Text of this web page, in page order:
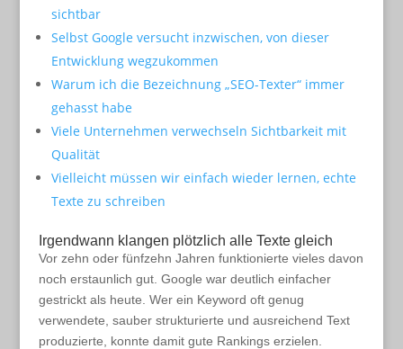
sichtbar
Selbst Google versucht inzwischen, von dieser
Entwicklung wegzukommen
Warum ich die Bezeichnung „SEO-Texter“ immer
gehasst habe
Viele Unternehmen verwechseln Sichtbarkeit mit
Qualität
Vielleicht müssen wir einfach wieder lernen, echte
Texte zu schreiben
Irgendwann klangen plötzlich alle Texte gleich
Vor zehn oder fünfzehn Jahren funktionierte vieles davon
noch erstaunlich gut. Google war deutlich einfacher
gestrickt als heute. Wer ein Keyword oft genug
verwendete, sauber strukturierte und ausreichend Text
produzierte, konnte damit gute Rankings erzielen.